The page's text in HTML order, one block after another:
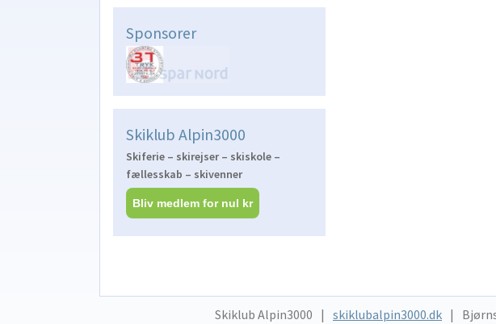
Sponsorer
Skiklub Alpin3000
Skiferie – skirejser – skiskole –
fællesskab – skivenner
Bliv medlem for nul kr
Skiklub Alpin3000 skiklubalpin3000.dk